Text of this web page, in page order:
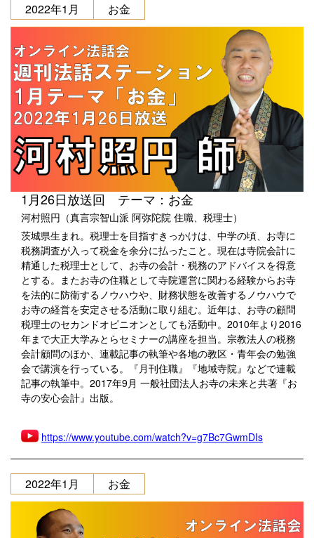
2022年1月 お金
1月26日放送回 テーマ：お金
河村照円（真言宗智山派 阿弥陀院 住職、税理士）
茨城県生まれ。税理士を目指すきっかけは、中学の頃、お寺に
税務調査が入って税金を余分に払ったこと。現在は寺院会計に
精通した税理士として、お寺の会計・税務のアドバイスを得意
とする。またお寺の住職として寺院運営に関わる経験からお寺
を法的に防衛するノウハウや、財務状態を改善するノウハウで
お寺の経営を安定させる活動に取り組む。近年は、お寺の顧問
税理士のセカンドオピニオンとしても活動中。2010年より2016
年まで大正大学みとらセミナーの講座を担当。宗教法人の税務
会計顧問のほか、連載記事の執筆や各地の教区・青年会の勉強
会で講演を行っている。『月刊住職』『地域寺院』などで連載
記事の執筆中。2017年9月 一般社団法人お寺の未来と共著『お
寺の安心会計』出版。
https://www.youtube.com/watch?v=g7Bc7GwmDIs
2022年1月 お金